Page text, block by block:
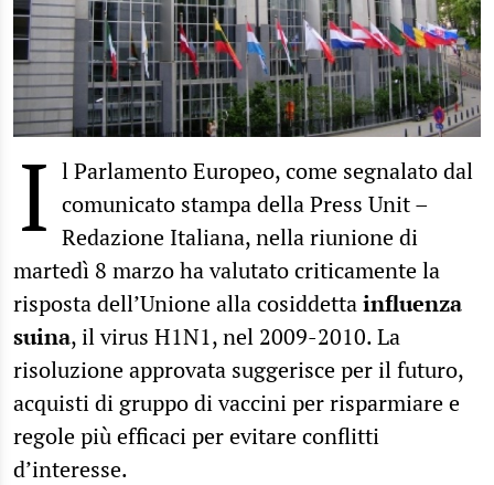
I l Parlamento Europeo, come segnalato dal
comunicato stampa della Press Unit –
Redazione Italiana, nella riunione di
martedì 8 marzo ha valutato criticamente la
risposta dell’Unione alla cosiddettainfluenza
suina, il virus H1N1, nel 2009-2010. La
risoluzione approvata suggerisce per il futuro,
acquisti di gruppo di vaccini per risparmiare e
regole più efficaci per evitare conflitti
d’interesse.